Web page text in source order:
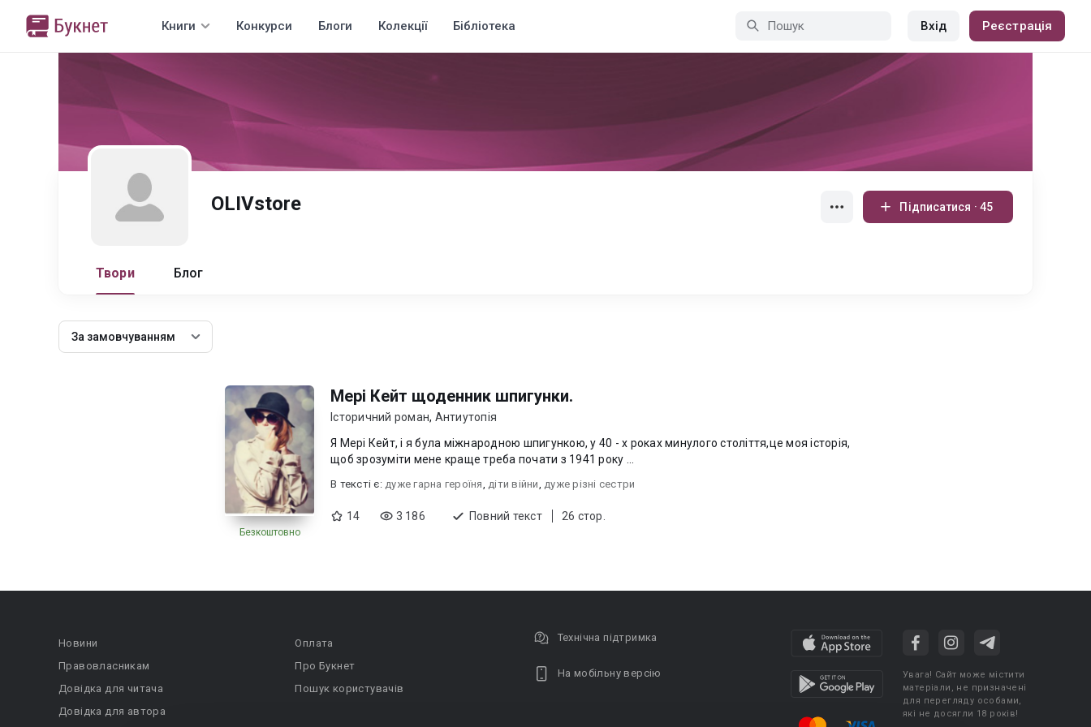
Книги Конкурси Блоги Колекції Бібліотека Вхід Реєстрація
OLIVstore Підписатися · 45
Твори Блог
За замовчуванням
Безкоштовно
Мері Кейт щоденник шпигунки.
Історичний роман, Антиутопія
Я Мері Кейт, і я була міжнародною шпигункою, у 40 - х роках минулого століття,це моя історія,
щоб зрозуміти мене краще треба почати з 1941 року ...
В текcті є: дуже гарна героїня, діти війни, дуже різні сестри
14 3 186 Повний текст 26 стор.
Новини
Правовласникам
Довідка для читача
Довідка для автора
Оплата
Про Букнет
Пошук користувачів
Технічна підтримка
На мобільну версію
Увага! Сайт може містити
матеріали, не призначені
для перегляду особами,
які не досягли 18 років!